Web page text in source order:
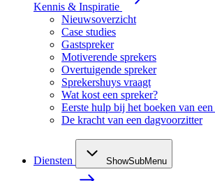
Kennis & Inspiratie
Nieuwsoverzicht
Case studies
Gastspreker
Motiverende sprekers
Overtuigende spreker
Sprekershuys vraagt
Wat kost een spreker?
Eerste hulp bij het boeken van
De kracht van een dagvoorzitter
Diensten ShowSubMenu